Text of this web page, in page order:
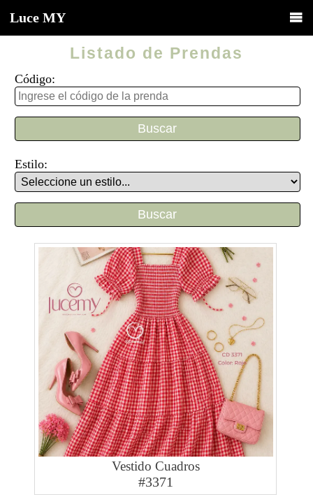
Luce MY
Listado de Prendas
Código:
Estilo:
Vestido Cuadros
#3371